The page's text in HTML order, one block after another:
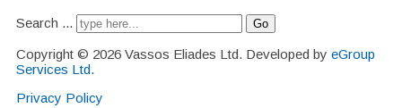
Search ... Go
Copyright © 2026 Vassos Eliades Ltd. Developed by eGroup
Services Ltd.
Privacy Policy